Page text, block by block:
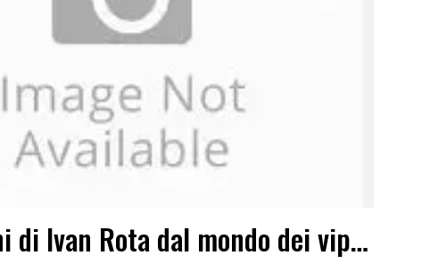
di Ivan Rota dal mondo dei vip…